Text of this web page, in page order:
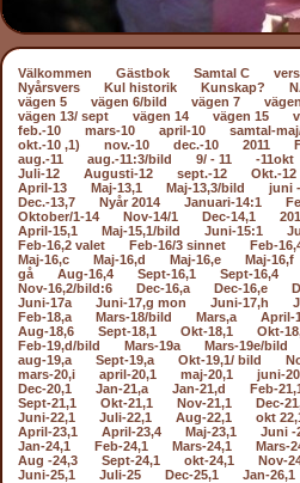
Välkommen Gästbok Samtal C
Nyårsvers
Kul historik Kunskap?
vägen 5
vägen 6/bild vägen 7
vägen 13/ sept
vägen 14 vägen 15
feb.-10
mars-10 april-10 samtal-
okt.-10 ,1)
nov.-10 dec.-10 2011
aug.-11
aug.-11:3/bild 9/ - 11 -11okt
Juli-12
Augusti-12 sept.-12 Okt.-12
April-13
Maj-13,1 Maj-13,3/bild juni
Dec.-13,7
Nyår 2014 Januari-14:1
Oktober/1-14
Nov-14/1 Dec-14,1
April-15,1
Maj-15,1/bild Juni-15:1
Feb-16,2 valet
Feb-16/3 sinnet Feb-
Maj-16,c
Maj-16,d Maj-16,e Maj-16,f
gå
Aug-16,4 Sept-16,1 Sept-16,4
Nov-16,2/bild:6
Dec-16,a Dec-16,e
Juni-17a
Juni-17,g mon Juni-17,h
Feb-18,a
Mars-18/bild Mars,a April-
Aug-18,6
Sept-18,1 Okt-18,1 Okt-
Feb-19,d/bild
Mars-19a Mars-19e/bild
aug-19,a
Sept-19,a Okt-19,1/ bild
mars-20,i
april-20,1 maj-20,1 juni-
Dec-20,1
Jan-21,a Jan-21,d Feb-
Sept-21,1
Okt-21,1 Nov-21,1 Dec-
Juni-22,1
Juli-22,1 Aug-22,1 okt
April-23,1
April-23,4 Maj-23,1 Juni -
Jan-24,1
Feb-24,1 Mars-24,1 Mars-
Aug -24,3
Sept-24,1 okt-24,1 Nov-
Juni-25,1
Juli-25 Dec-25,1 Jan-26,1